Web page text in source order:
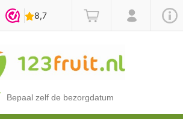
Bepaal zelf de bezorgdatum